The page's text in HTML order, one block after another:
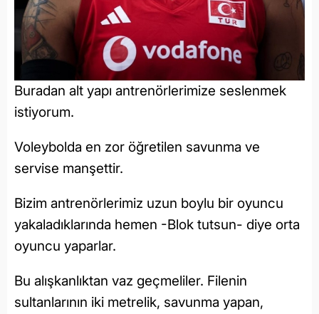
Buradan alt yapı antrenörlerimize seslenmek
istiyorum.
Voleybolda en zor öğretilen savunma ve
servise manşettir.
Bizim antrenörlerimiz uzun boylu bir oyuncu
yakaladıklarında hemen -Blok tutsun- diye orta
oyuncu yaparlar.
Bu alışkanlıktan vaz geçmeliler. Filenin
sultanlarının iki metrelik, savunma yapan,